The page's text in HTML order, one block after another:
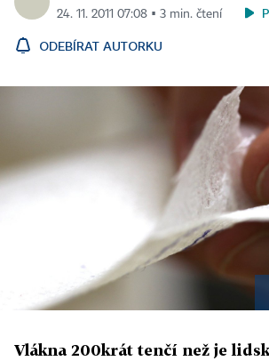
24. 11. 2011 07:08 ▪ 3 min. čtení
ODEBÍRAT AUTORKU
Vlákna 200krát tenčí než je